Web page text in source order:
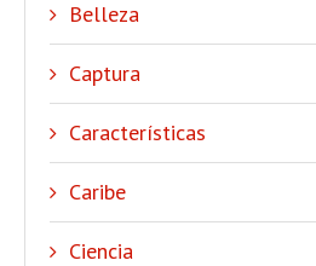
Belleza
Captura
Características
Caribe
Ciencia